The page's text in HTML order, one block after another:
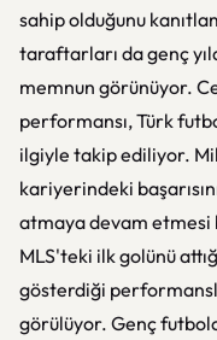
sahip olduğunu
taraftarları da genç
memnun görünüyor.
performansı, Türk
ilgiyle takip ediliyor.
kariyerindeki
atmaya devam
MLS'teki ilk golünü
gösterdiği
görülüyor. Genç